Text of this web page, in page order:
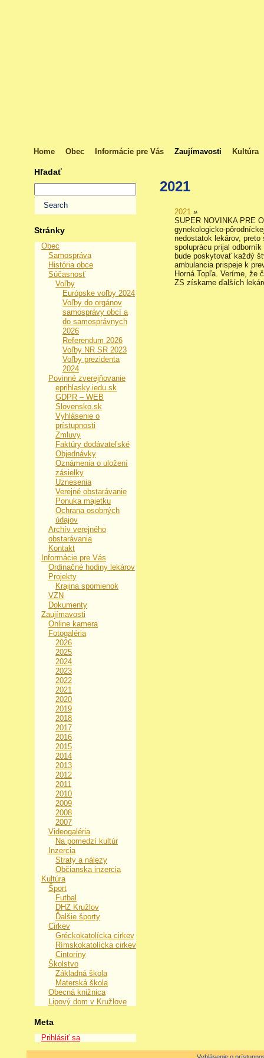
Home Obec Informácie pre Vás Zaujímavosti Kultúra
Hľadať
Stránky
Obec
Samospráva
História obce
Súčasnosť
Voľby
Európske voľby 2024
Voľby do orgánov
samosprávy obcí a
do samosprávnych
2026
Referendum 2026
Voľby NR SR 2023
Voľby prezidenta
2024
Povinné zverejňovanie
eprihlasky.iedu.sk
GDPR – WEB
Slovensko.sk
Vyhlásenie o
prístupnosti
Zmluvy
Faktúry dodávateľské
Objednávky
Oznámenia o uložení
zásielky
Uznesenia
Verejné obstarávanie
Ponuka majetku
Ochrana osobných
údajov
Archív verejného
obstarávania
Kontakt
Informácie pre Vás
Ordinačné hodiny lekárov
Projekty
Krajina spomienok
VZN
Dokumenty
Zaujímavosti
Online kamera
Fotogaléria
2026
2025
2024
2023
2022
2021
2020
2019
2018
2017
2016
2015
2014
2013
2012
2011
2010
2009
2008
2007
Videogaléria
Na pomedzí kultúr
Inzercia
Straty a nálezy
Občianska inzercia
Kultúra
Šport
Futbal
DHZ Kružlov
Ďalšie športy
Cirkev
Gréckokatolícka cirkev
Rímskokatolícka cirkev
Cintoríny
Školstvo
Základná škola
Materská škola
Obecná knižnica
Lipový dom v Kružlove
Meta
Prihlásiť sa
2021
2021 »
SUPER NOVINKA PRE
gynekologicko-
nedostatok lekárov,
spoluprácu prijal
bude poskytovať každý
ambulancia prispeje k
Horná Topľa. Veríme, že
ZS získame ďalších